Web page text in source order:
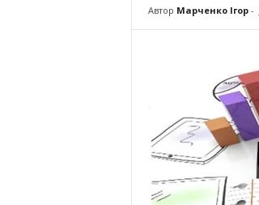
Автор Марченко Ігор-